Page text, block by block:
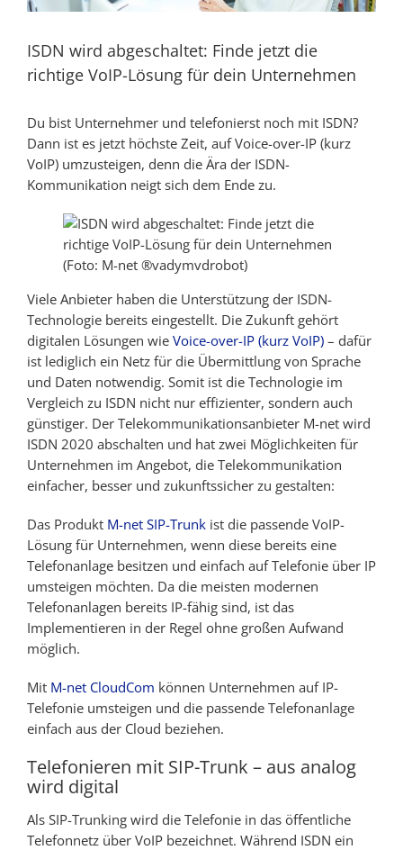
ISDN wird abgeschaltet: Finde jetzt die
richtige VoIP-Lösung für dein Unternehmen
Du bist Unternehmer und telefonierst noch mit ISDN?
Dann ist es jetzt höchste Zeit, auf Voice-over-IP (kurz
VoIP) umzusteigen, denn die Ära der ISDN-
Kommunikation neigt sich dem Ende zu.
(Foto: M-net ®vadymvdrobot)
Viele Anbieter haben die Unterstützung der ISDN-
Technologie bereits eingestellt. Die Zukunft gehört
digitalen Lösungen wie Voice-over-IP (kurz VoIP) – dafür
ist lediglich ein Netz für die Übermittlung von Sprache
und Daten notwendig. Somit ist die Technologie im
Vergleich zu ISDN nicht nur effizienter, sondern auch
günstiger. Der Telekommunikationsanbieter M-net wird
ISDN 2020 abschalten und hat zwei Möglichkeiten für
Unternehmen im Angebot, die Telekommunikation
einfacher, besser und zukunftssicher zu gestalten:
Das Produkt M-net SIP-Trunk ist die passende VoIP-
Lösung für Unternehmen, wenn diese bereits eine
Telefonanlage besitzen und einfach auf Telefonie über IP
umsteigen möchten. Da die meisten modernen
Telefonanlagen bereits IP-fähig sind, ist das
Implementieren in der Regel ohne großen Aufwand
möglich.
Mit M-net CloudCom können Unternehmen auf IP-
Telefonie umsteigen und die passende Telefonanlage
einfach aus der Cloud beziehen.
Telefonieren mit SIP-Trunk – aus analog
wird digital
Als SIP-Trunking wird die Telefonie in das öffentliche
Telefonnetz über VoIP bezeichnet. Während ISDN ein